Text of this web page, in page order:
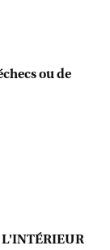
ou de
L'INTÉRIEUR